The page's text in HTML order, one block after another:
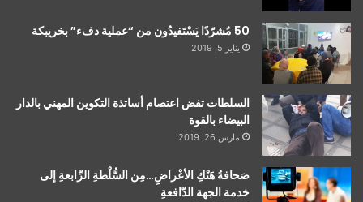
50 مُشرّدًا يَسْتَفيدُون من “عملية دفء” بخريبكة
يناير 5, 2019
السلطات تفض اعتصام أساتذة التكوين المهني بالدار
البيضاء بالقوة
مارس 26, 2019
صَحافةُ هَتْكِ الأعْراضِ…مِن السُّلْطةِ الرِّابعةِ إلى
خدمة الجهة الدّافعةِ